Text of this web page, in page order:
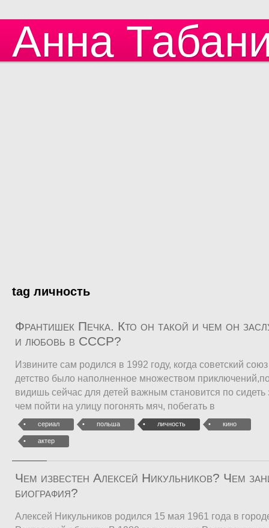
Анна
tag личность
Франтишек Печка. Кто он такой и чем он
и любовь в СССР?
Извините сам родился в 1992 году, когда советский
детство было наполненное множеством
видишь сейчас для детей важным становится по
чем пойти на улицу погонять мяч, побегать в
сериал польша личность кино
актер
Чем известен Алексей Никульников? Чем
биография?
Алексей Никульников родился 15 мая 1961 года в